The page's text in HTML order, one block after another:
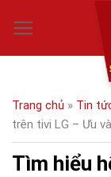
Trang chủ » Tin
trên tivi LG – Ưu
Tìm hiểu